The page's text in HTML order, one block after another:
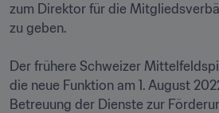
zum Direktor für die
zu geben.
Der frühere Schweizer
die neue Funktion am 1. August
Betreuung der Dienste zur